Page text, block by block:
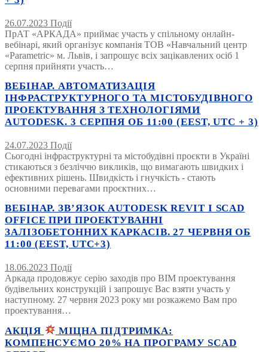
26.07.2023 Події
ПрАТ «АРКАДА» приймає участь у спільному онлайн-
вебінарі, який організує компанія ТОВ «Навчальний центр
«Parametric» м. Львів, і запрошує всіх зацікавлених осіб 1
серпня прийняти участь…
ВЕБІНАР. АВТОМАТИЗАЦІЯ
ІНФРАСТРУКТУРНОГО ТА МІСТОБУДІВНОГО
ПРОЕКТУВАННЯ З ТЕХНОЛОГІЯМИ
AUTODESK. 3 СЕРПНЯ ОБ 11:00 (EEST, UTC + 3)
24.07.2023 Події
Сьогодні інфраструктурні та містобудівні проєкти в Україні
стикаються з безліччю викликів, що вимагають швидких і
ефективних рішень. Швидкість і гнучкість - стають
основними перевагами проєктних…
ВЕБІНАР. ЗВ’ЯЗОК AUTODESK REVIT І SCAD
OFFICE ПРИ ПРОЕКТУВАННІ
ЗАЛІЗОБЕТОННИХ КАРКАСІВ. 27 ЧЕРВНЯ ОБ
11:00 (EEST, UTC+3)
18.06.2023 Події
Аркада продовжує серію заходів про BIM проектування
будівельних конструкцій і запрошує Вас взяти участь у
наступному. 27 червня 2023 року ми розкажемо Вам про
проектування…
АКЦІЯ
МІЦНА ПІДТРИМКА:
КОМПЕНСУЄМО 20% НА ПРОГРАМУ SCAD